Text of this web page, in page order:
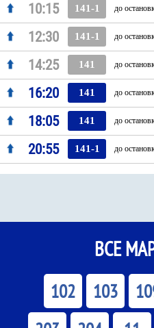
10:15 141-1 до
12:30 141-1 до
14:25 141 до
16:20 141 до
18:05 141 до
20:55 141-1 до
ВСЕ
102 103